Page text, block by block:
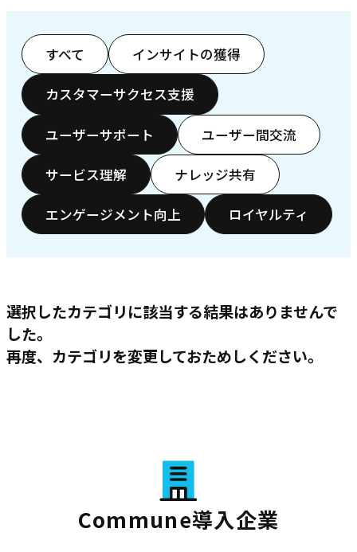
すべて インサイトの獲得
カスタマーサクセス支援
ユーザーサポート ユーザー間交流
サービス理解 ナレッジ共有
エンゲージメント向上 ロイヤルティ
選択したカテゴリに該当する結果はありませんで
した。
再度、カテゴリを変更しておためしください。
Commune導入企業